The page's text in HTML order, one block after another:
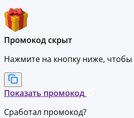
Промокод скрыт
Нажмите на кнопку ниже, чтобы
Показать промокод
Сработал промокод?